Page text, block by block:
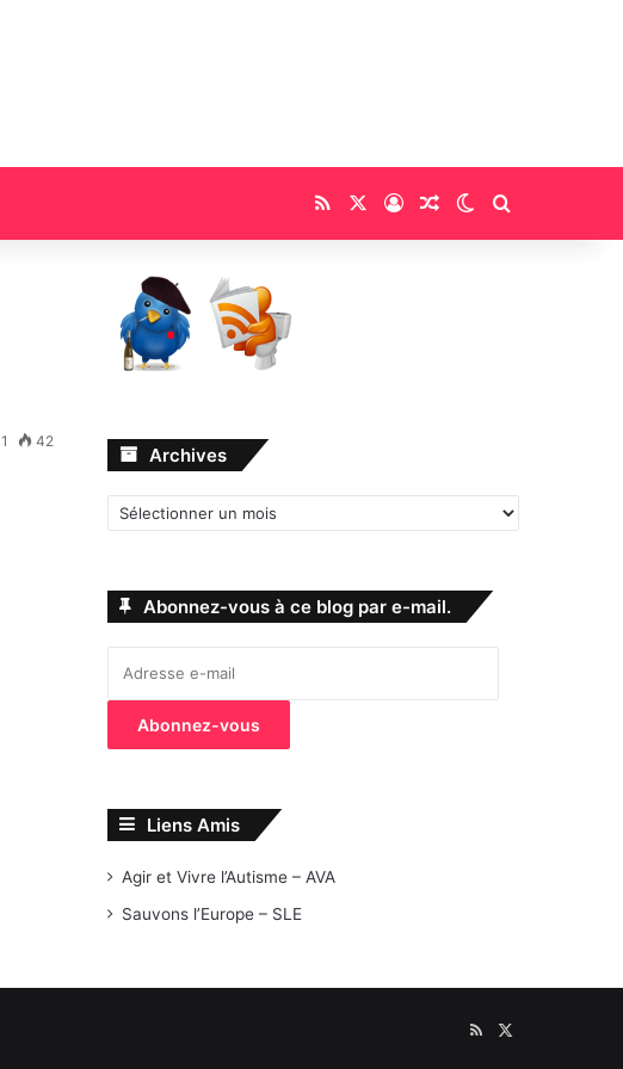
RSS Connexion
Article Aléatoire
Switch skin
1 42
Archives Archives
Abonnez-vous à ce blog par e-mail.
e-
Abonnez-vous
Liens Amis
Agir et Vivre l’Autisme – AVA
Sauvons l’Europe – SLE
RSSX